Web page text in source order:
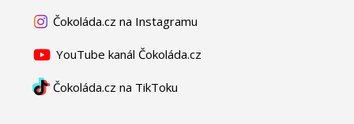
Čokoláda.cz na Instagramu
YouTube kanál Čokoláda.cz
Čokoláda.cz na TikToku